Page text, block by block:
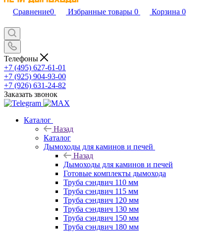
Сравнение0 Избранные товары 0 Корзина 0
Телефоны
+7 (495) 627-61-01
+7 (925) 904-93-00
+7 (926) 631-24-82
Заказать звонок
Каталог
Назад
Каталог
Дымоходы для каминов и печей
Назад
Дымоходы для каминов и печей
Готовые комплекты дымохода
Труба сэндвич 110 мм
Труба сэндвич 115 мм
Труба сэндвич 120 мм
Труба сэндвич 130 мм
Труба сэндвич 150 мм
Труба сэндвич 180 мм